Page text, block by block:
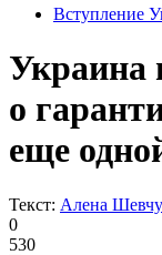
Вступление
Украина
о
еще
Текст: Алена
0
530